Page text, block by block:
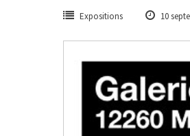
Expositions 10